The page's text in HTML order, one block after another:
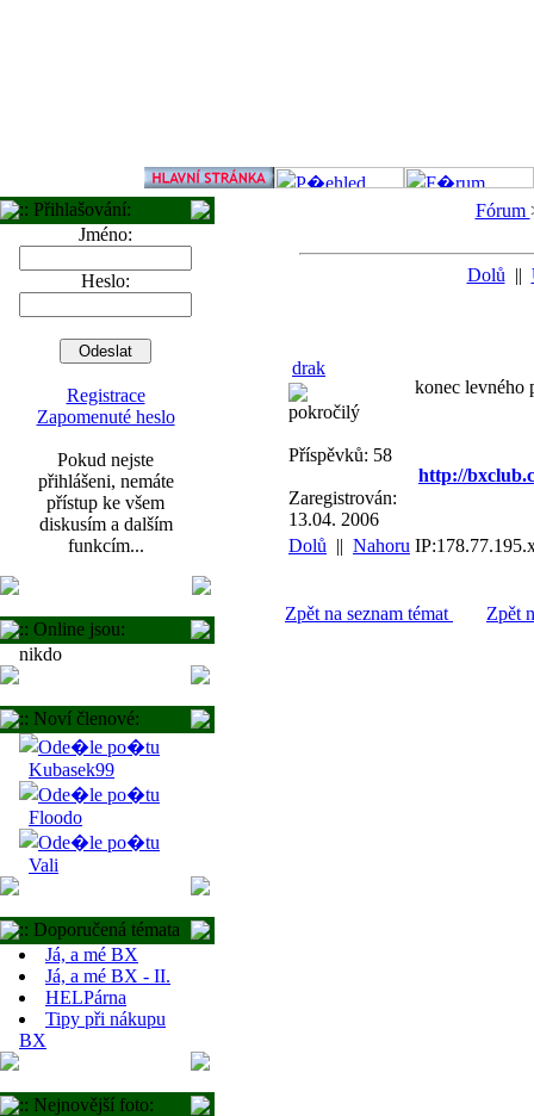
:: Přihlašování:
Jméno:
Heslo:
Registrace
Zapomenuté heslo
Pokud nejste
přihlášeni, nemáte
přístup ke všem
diskusím a dalším
funkcím...
:: Online jsou:
nikdo
:: Noví členové:
Kubasek99
Floodo
Vali
:: Doporučená témata
Já, a mé BX
Já, a mé BX - II.
HELPárna
Tipy při nákupu
BX
:: Nejnovější foto:
Fórum
Dolů ||
drak
pokročilý
Příspěvků: 58
Zaregistrován:
13.04. 2006
konec levného
http://
Dolů || Nahoru
Zpět na seznam témat Zpět